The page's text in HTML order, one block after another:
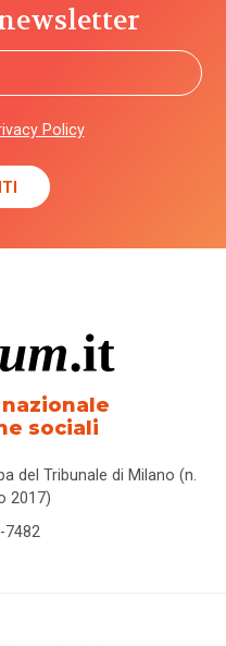
Policy
sociali
del Tribunale di Milano (n.
2017)
7482